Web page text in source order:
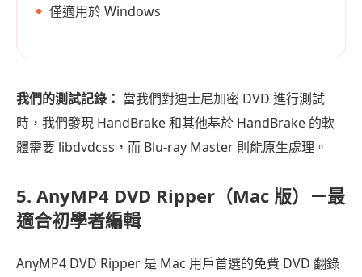
僅適用於 Windows
我們的測試記錄： 當我們對迪士尼加密 DVD 進行測試
時，我們發現 HandBrake 和其他基於 HandBrake 的軟
體需要 libdvdcss，而 Blu-ray Master 則能原生處理。
5. AnyMP4 DVD Ripper（Mac 版）－最
適合初學者編輯
AnyMP4 DVD Ripper 是 Mac 用戶首選的免費 DVD 翻錄